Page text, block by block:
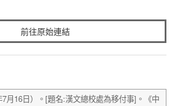
前往原始連結